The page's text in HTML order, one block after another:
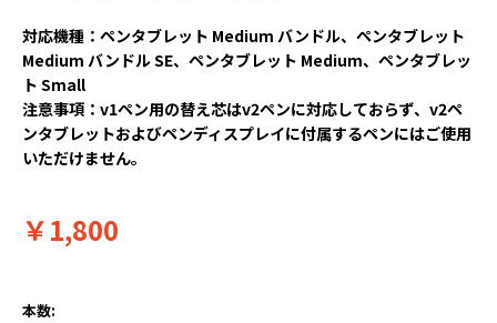
対応機種：ペンタブレット Medium バンドル、ペンタブレット
Medium バンドル SE、ペンタブレット Medium、ペンタブレッ
ト Small
注意事項：v1ペン用の替え芯はv2ペンに対応しておらず、v2ペ
ンタブレットおよびペンディスプレイに付属するペンにはご使用
いただけません。
￥1,800
本数: